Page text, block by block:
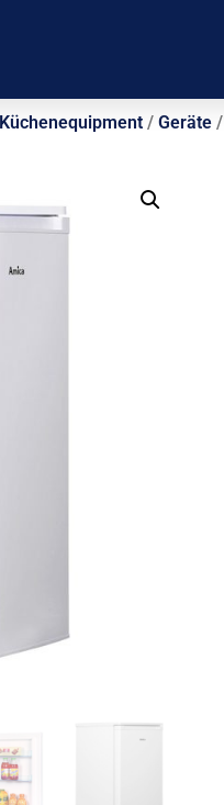
/ Geräte/